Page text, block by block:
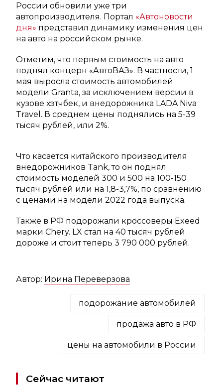
России обновили уже три
автопроизводителя. Портал «Автоновости
дня» представил динамику изменения цен
на авто на российском рынке.
Отметим, что первым стоимость на авто
поднял концерн «АвтоВАЗ». В частности, 1
мая выросла стоимость автомобилей
модели Granta, за исключением версии в
кузове хэтчбек, и внедорожника LADA Niva
Travel. В среднем цены поднялись на 5-39
тысяч рублей, или 2%.
Что касается китайского производителя
внедорожников Tank, то он поднял
стоимость моделей 300 и 500 на 100-150
тысяч рублей или на 1,8-3,7%, по сравнению
с ценами на модели 2022 года выпуска.
Также в РФ подорожали кроссоверы Exeed
марки Chery. LX стал на 40 тысяч рублей
дороже и стоит теперь 3 790 000 рублей.
Автор: Ирина Переверзова
подорожание автомобилей
продажа авто в РФ
цены на автомобили в России
Сейчас читают